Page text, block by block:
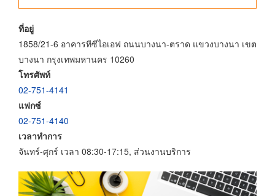
ที่อยู่
1858/21-6 อาคารทีซีไอเอฟ ถนนบางนา-ตราด แขวงบางนา เขต
บางนา กรุงเทพมหานคร 10260
โทรศัพท์
02-751-4141
แฟกซ์
02-751-4140
เวลาทำการ
จันทร์-ศุกร์ เวลา 08:30-17:15, ส่วนงานบริการ